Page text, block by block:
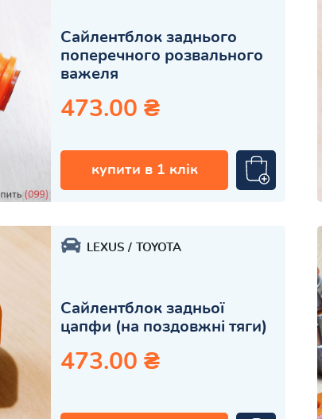
Сайлентблок заднього
поперечного розвального
важеля
473.00 ₴
купити в 1 клік
LEXUS TOYOTA
Сайлентблок задньої
цапфи (на поздовжні тяги)
473.00 ₴